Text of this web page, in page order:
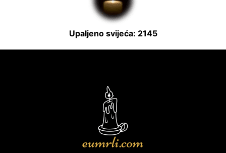
Upaljeno svijeća: 2145